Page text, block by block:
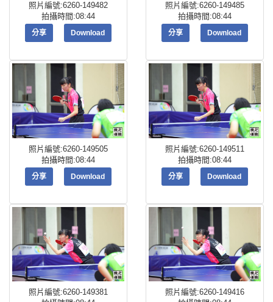
照片編號:6260-149482
拍攝時間:08:44
分享 Download
照片編號:6260-149485
拍攝時間:08:44
分享 Download
照片編號:6260-149505
拍攝時間:08:44
分享 Download
照片編號:6260-149511
拍攝時間:08:44
分享 Download
照片編號:6260-149381
照片編號:6260-149416